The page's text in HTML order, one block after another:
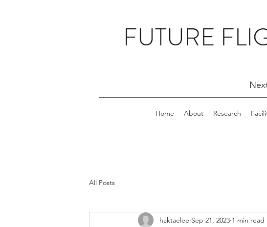
FUTURE
Home About Research
All Posts
haktaelee Sep 21, 2023 1 min read